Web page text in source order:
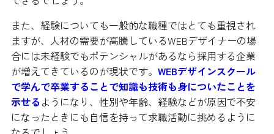
また、経験についても一般的な職種ではとても重視され
ますが、人材の需要が高騰しているWEBデザイナーの場
合には未経験でもポテンシャルがあるなら採用する企業
が増えてきているのが現状です。 WEBデザインスクール
で学んで卒業することで知識も技術も身についたことを
示せる ようになり、性別や年齢、経験などが原因で不安
になったときにも自信を持って求職活動に挑めるように